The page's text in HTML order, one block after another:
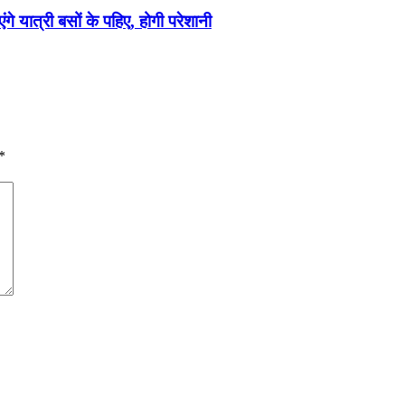
बसों के पहिए, होगी परेशानी
*